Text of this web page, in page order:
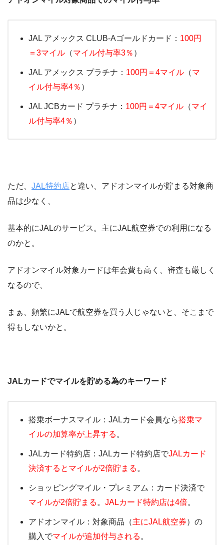
JAL アメックス CLUB-Aゴールドカード： 100円
＝3マイル （マイル付与率3％ ）
JAL アメックス プラチナ： 100円＝4マイル （マ
イル付与率4％ ）
JAL JCBカード プラチナ： 100円＝4マイル （マイ
ル付与率4％ ）
ただ、 JAL特約店と違い、アドオンマイルが貯まる対象商
品は少なく、
基本的にJALのサービス。主にJAL航空券での利用になる
のかと。
アドオンマイル対象カードは年会費も高く、審査も厳しく
なるので、
まぁ、頻繁にJALで航空券を買う人じゃないと、そこまで
得もしないかと。
JALカードでマイルを貯める為のキーワード
搭乗ボーナスマイル：JALカード会員なら搭乗マ
イルの加算率が上昇する 。
JALカード特約店：JALカード特約店でJALカード
決済するとマイルが2倍貯まる 。
ショッピングマイル・プレミアム：カード決済で
マイルが2倍貯まる 。 JALカード特約店は4倍。
アドオンマイル：対象商品（主にJAL航空券）の
購入でマイルが追加付与される 。